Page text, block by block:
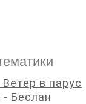
в парус
Беслан